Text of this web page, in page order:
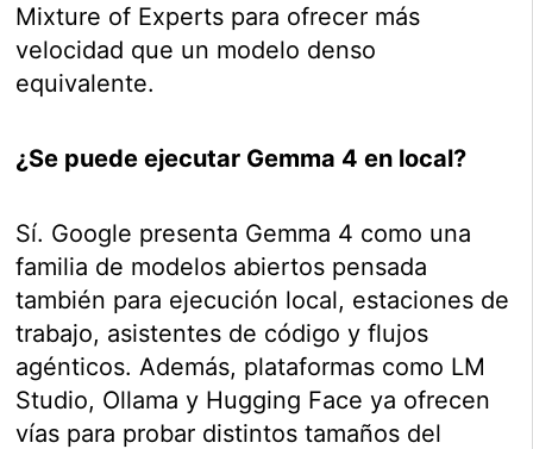
Mixture of Experts para ofrecer más
velocidad que un modelo denso
equivalente.
¿Se puede ejecutar Gemma 4 en local?
Sí. Google presenta Gemma 4 como una
familia de modelos abiertos pensada
también para ejecución local, estaciones de
trabajo, asistentes de código y flujos
agénticos. Además, plataformas como LM
Studio, Ollama y Hugging Face ya ofrecen
vías para probar distintos tamaños del